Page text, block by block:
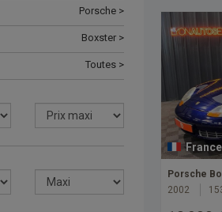
Porsche >
Boxster >
Toutes >
France
Porsche
2002